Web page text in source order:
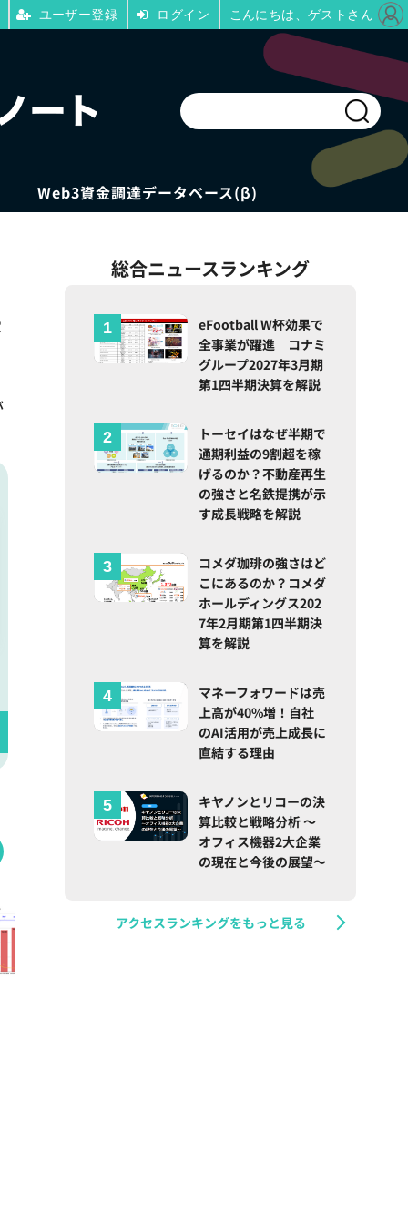
Web3資金調達データベース(β)
総合ニュースランキング
eFootball W杯効果で
全事業が躍進 コナミ
グループ2027年3月期
第1四半期決算を解説
トーセイはなぜ半期で
通期利益の9割超を稼
げるのか？不動産再生
の強さと名鉄提携が示
す成長戦略を解説
コメダ珈琲の強さはど
こにあるのか？コメダ
ホールディングス202
7年2月期第1四半期決
算を解説
マネーフォワードは売
上高が40%増！自社
のAI活用が売上成長に
直結する理由
キヤノンとリコーの決
算比較と戦略分析 ～
オフィス機器2大企業
の現在と今後の展望～
アクセスランキングをもっと見る
ユーザー登録 ログイン こんにちは、ゲストさん